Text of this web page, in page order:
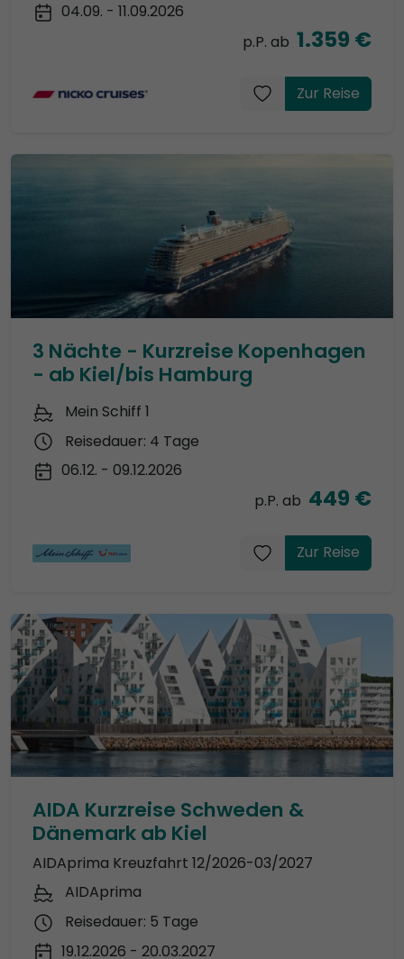
04.09. - 11.09.2026
p.P. ab 1.359 €
Zur Reise
3 Nächte - Kurzreise Kopenhagen
- ab Kiel/bis Hamburg
Mein Schiff 1
Reisedauer: 4 Tage
06.12. - 09.12.2026
p.P. ab 449 €
Zur Reise
AIDA Kurzreise Schweden &
Dänemark ab Kiel
AIDAprima Kreuzfahrt 12/2026-03/2027
AIDAprima
Reisedauer: 5 Tage
19.12.2026 - 20.03.2027